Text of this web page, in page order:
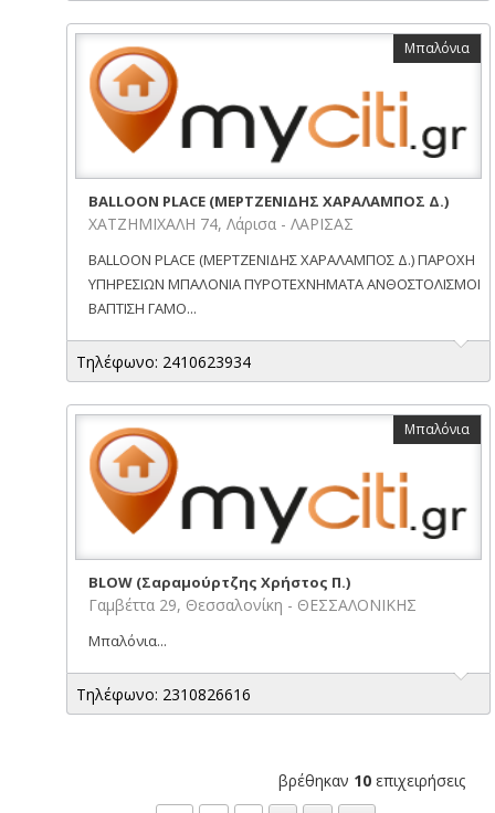
Μπαλόνια
BALLOON PLACE (ΜΕΡΤΖΕΝΙΔΗΣ ΧΑΡΑΛΑΜΠΟΣ Δ.)
ΧΑΤΖΗΜΙΧΑΛΗ 74, Λάρισα - ΛΑΡΙΣΑΣ
BALLOON PLACE (ΜΕΡΤΖΕΝΙΔΗΣ ΧΑΡΑΛΑΜΠΟΣ Δ.) ΠΑΡΟΧΗ
ΥΠΗΡΕΣΙΩΝ ΜΠΑΛΟΝΙΑ ΠΥΡΟΤΕΧΝΗΜΑΤΑ ΑΝΘΟΣΤΟΛΙΣΜΟΙ
ΒΑΠΤΙΣΗ ΓΑΜΟ...
Τηλέφωνο: 2410623934
Μπαλόνια
BLOW (Σαραμούρτζης Χρήστος Π.)
Γαμβέττα 29, Θεσσαλονίκη - ΘΕΣΣΑΛΟΝΙΚΗΣ
Μπαλόνια...
Τηλέφωνο: 2310826616
βρέθηκαν 10 επιχειρήσεις